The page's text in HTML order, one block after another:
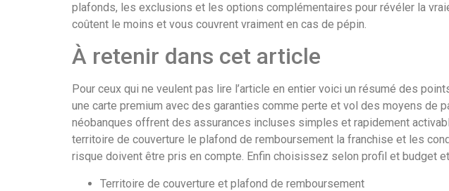
plafonds, les exclusions et les options complémentaires pour révéler la
coûtent le moins et vous couvrent vraiment en cas de pépin.
À retenir dans cet article
Pour ceux qui ne veulent pas lire l’article en entier voici un résumé des
une carte premium avec des garanties comme perte et vol des moyens
néobanques offrent des assurances incluses simples et rapidement
territoire de couverture le plafond de remboursement la franchise et les
risque doivent être pris en compte. Enfin choisissez selon profil et budget
Territoire de couverture et plafond de remboursement